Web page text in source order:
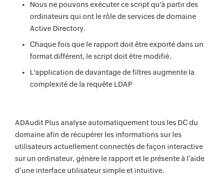
Nous ne pouvons exécuter ce script qu'à partir des
ordinateurs qui ont le rôle de services de domaine
Active Directory.
Chaque fois que le rapport doit être exporté dans un
format différent, le script doit être modifié.
L'application de davantage de filtres augmente la
complexité de la requête LDAP
ADAudit Plus analyse automatiquement tous les DC du
domaine afin de récupérer les informations sur les
utilisateurs actuellement connectés de façon interactive
sur un ordinateur, génère le rapport et le présente à l’aide
d’une interface utilisateur simple et intuitive.